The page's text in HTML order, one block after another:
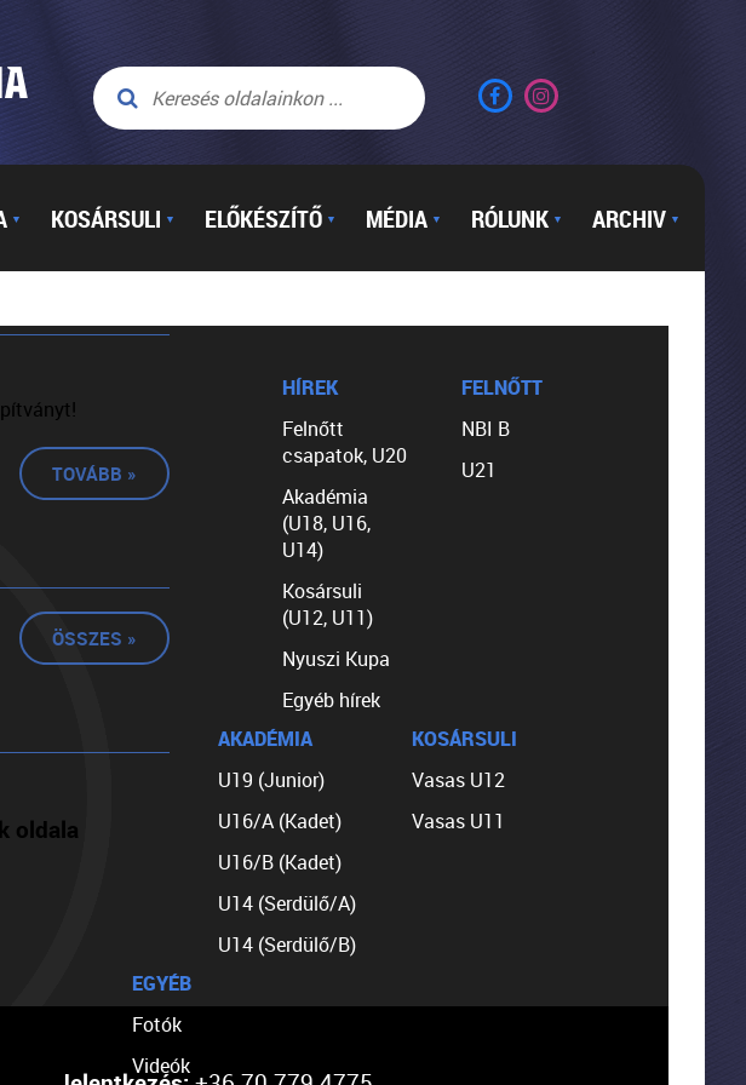
▼ KOSÁRSULI ▼ ELŐKÉSZÍTŐ ▼ MÉDIA ▼ RÓLUNK ▼ ARCHIV ▼
TOVÁBB »
ÖSSZES »
oldala
HÍREK
Felnőtt
csapatok, U20
Akadémia
(U18, U16,
U14)
Kosársuli
(U12, U11)
Nyuszi Kupa
Egyéb hírek
FELNŐTT
NBI B
U21
AKADÉMIA
U19 (Junior)
U16/A (Kadet)
U16/B (Kadet)
U14 (Serdülő/A)
U14 (Serdülő/B)
KOSÁRSULI
Vasas U12
Vasas U11
EGYÉB
Fotók
Videók